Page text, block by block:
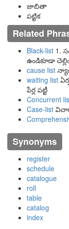
జాబితా
పట్టిక
Related
Black-list 1.
ఉండికూడా
cause list
waiting list
పేర్ల పట్టీ
Concurrent
Case-list
Synonyms
register
schedule
catalogue
roll
table
catalog
index